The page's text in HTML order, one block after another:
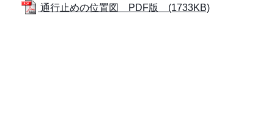
通行止めの位置図 PDF版 (1733KB)